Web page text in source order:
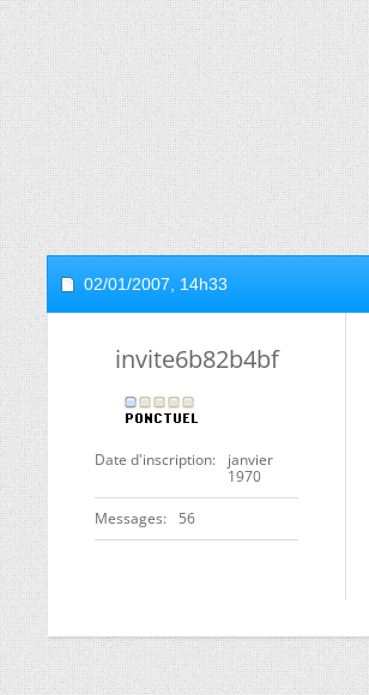
02/01/2007, 14h33
invite6b82b4bf
Date d'inscription
janvier
1970
Messages 56